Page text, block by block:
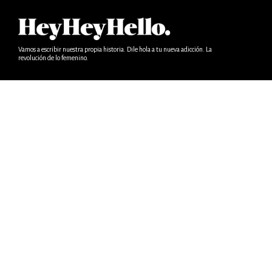
Vamos a escribir nuestra propia historia. Dile hola a tu nueva adicción. La
revolución de lo femenino.